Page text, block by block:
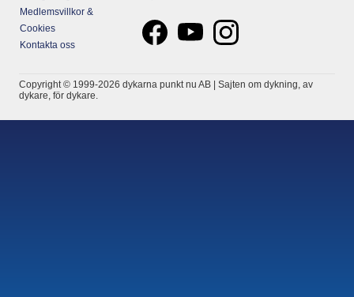
Medlemsvillkor &
Cookies
Kontakta oss
Copyright © 1999-2026 dykarna punkt nu AB | Sajten om dykning, av
dykare, för dykare.